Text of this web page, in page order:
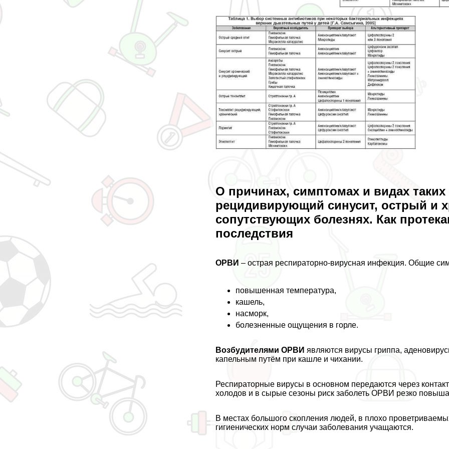
О причинах, симптомах и видах
рецидивирующий синусит, острый и
сопутствующих болезнях. Как
последствия
ОРВИ – острая респираторно-вирусная инфекция. Общие
повышенная температура,
кашель,
насморк,
болезненные ощущения в горле.
Возбудителями ОРВИ являются вирусы гриппа,
капельным путём при кашле и чихании.
Респираторные вирусы в основном передаются через
холодов и в сырые сезоны риск заболеть ОРВИ резко
В местах большого скопления людей, в плохо
гигиенических норм случаи заболевания учащаются.